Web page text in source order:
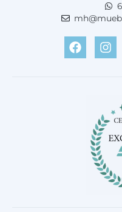
F
a
c
I
n
s
a
m